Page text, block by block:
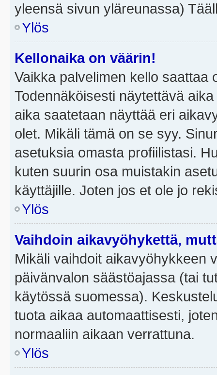
yleensä sivun yläreunassa)
Ylös
Kellonaika on väärin!
Vaikka palvelimen kello saattaa
Todennäköisesti näytettävä
aika saatetaan näyttää eri
olet. Mikäli tämä on se syy.
asetuksia omasta profiilistasi.
kuten suurin osa muistakin
käyttäjille. Joten jos et ole jo
Ylös
Vaihdoin aikavyöhykettä,
Mikäli vaihdoit aikavyöhykkeen
päivänvalon säästöajassa (tai
käytössä suomessa).
tuota aikaa automaattisesti,
normaaliin aikaan verrattuna.
Ylös